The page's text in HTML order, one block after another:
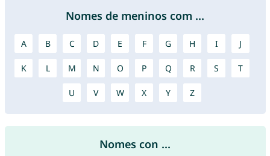
Nomes de meninos com ...
A B C D E F G H I J
K L M N O P Q R S T
U V W X Y Z
Nomes con ...